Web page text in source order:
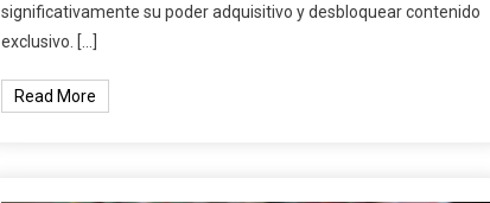
significativamente su poder adquisitivo y desbloquear contenido
exclusivo. […]
Read More